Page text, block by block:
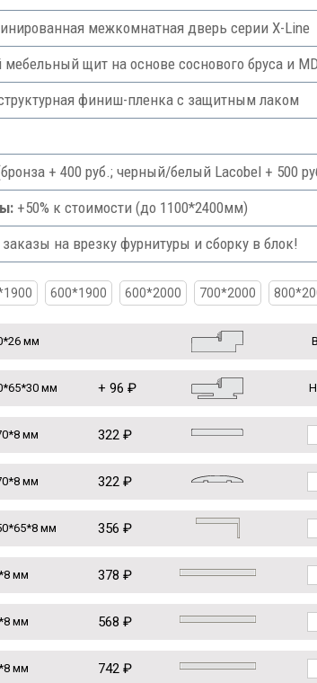
межкомнатная дверь серии X-Line
щит на основе соснового бруса и
финиш-пленка с защитным лаком
+ 400 руб.; черный/белый Lacobel + 500
+50% к стоимости (до 1100*2400мм)
на врезку фурнитуры и сборку в блок!
600*1900 600*2000 700*2000
мм
мм + 96 ₽
мм 322 ₽
мм 322 ₽
мм 356 ₽
мм 378 ₽
мм 568 ₽
мм 742 ₽